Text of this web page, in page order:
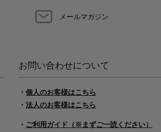
メールマガジン
お問い合わせについて
・ 個人のお客様はこちら
・ 法人のお客様はこちら
・ ご利用ガイド（※まずご一読ください）